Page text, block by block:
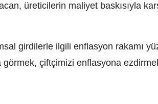
üreticilerin maliyet baskısıyla
girdilerle ilgili enflasyon rakamı
çiftçimizi enflasyona